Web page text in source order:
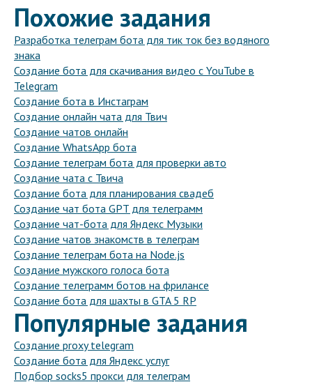
Похожие задания
Разработка телеграм бота для тик ток без водяного
знака
Создание бота для скачивания видео с YouTube в
Telegram
Создание бота в Инстаграм
Создание онлайн чата для Твич
Создание чатов онлайн
Создание WhatsApp бота
Создание телеграм бота для проверки авто
Создание чата с Твича
Создание бота для планирования свадеб
Создание чат бота GPT для телеграмм
Создание чат-бота для Яндекс Музыки
Создание чатов знакомств в телеграм
Создание телеграм бота на Node.js
Создание мужского голоса бота
Создание телеграмм ботов на фрилансе
Создание бота для шахты в GTA 5 RP
Популярные задания
Создание proxy telegram
Создание бота для Яндекс услуг
Подбор socks5 прокси для телеграм